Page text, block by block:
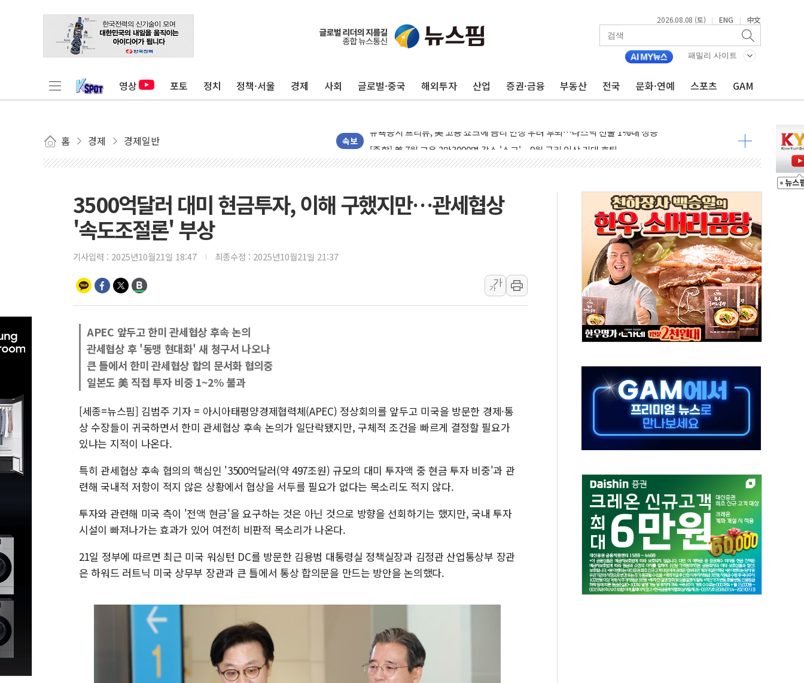
2026.08.08 (토) | ENG | 中文
패밀리 사이트
영상 포토 정치 정책·서울 경제 사회 글로벌·중국 해외투자 산업 증권·금융 부동산 전국 문화·연예 스포츠 GAM
홈 경제 경제일반 속보
트럼프, 백신·자폐증 행정명령 검토…"이르면 다음 주"
美 항소법원, 백악관 무도회장 공사 중단 명령…트럼프 제동
美 고용 쇼크에 엔화 장중 급등…시장은 "또 개입했나" 촉각
[AI MY 뉴스] 뉴욕 반도체주 프리뷰...美 고용 쇼크에 반도체주 '활짝'
[종합] 美 7월 고용 2만3000명 감소 '쇼크'…9월 금리 인상 기대 후퇴
[사진] 이슬람 수니파 3개국, 공동방위협정 체결
보훈부, 미 DPAA와 MOU… "6·25 미군 실종자 7359명 끝까지 찾겠다"
트럼프 "금리 내려야"…파월 때와 달리 워시엔 톤 낮춰
李 "해남 태양광, 대한민국 다음 100년 밑거름…수도권 집중 완화 전환점"
李 대통령, '6시간 마라톤 부동산 2차 회의' 주재… "전폭적 공급 확대·속도전 총력"
트럼프, 中 겨냥 폴리실리콘 관세 15% 부과…美 태양광주 급등
[사진] 빈살만과 에르도안의 만남
이란와이어 "이란 최고지도자 위독…곧 사망해도 놀랍지 않아"
남동발전, 해남군에 국내 최대 규모 400MW 태양광 착공…여의도 1.6배 규모
3500억달러 대미 현금투자, 이해 구했지만…관세협상
'속도조절론' 부상
기사입력 : 2025년10월21일 18:47 최종수정 : 2025년10월21일 21:37
가
가
APEC 앞두고 한미 관세협상 후속 논의
관세협상 후 '동맹 현대화' 새 청구서 나오나
큰 틀에서 한미 관세협상 합의 문서화 협의중
일본도 美 직접 투자 비중 1~2% 불과
[세종=뉴스핌] 김범주 기자 = 아시아태평양경제협력체(APEC) 정상회의를 앞두고 미국을 방문한 경제·통
상 수장들이 귀국하면서 한미 관세협상 후속 논의가 일단락됐지만, 구체적 조건을 빠르게 결정할 필요가
있냐는 지적이 나온다.
특히 관세협상 후속 협의의 핵심인 '3500억달러(약 497조원) 규모의 대미 투자액 중 현금 투자 비중'과 관
련해 국내적 저항이 적지 않은 상황에서 협상을 서두를 필요가 없다는 목소리도 적지 않다.
투자와 관련해 미국 측이 '전액 현금'을 요구하는 것은 아닌 것으로 방향을 선회하기는 했지만, 국내 투자
시설이 빠져나가는 효과가 있어 여전히 비판적 목소리가 나온다.
21일 정부에 따르면 최근 미국 워싱턴 DC를 방문한 김용범 대통령실 정책실장과 김정관 산업통상부 장관
은 하워드 러트닉 미국 상무부 장관과 큰 틀에서 통상 합의문을 만드는 방안을 논의했다.